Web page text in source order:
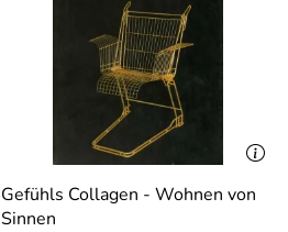
Gefühls Collagen - Wohnen von
Sinnen